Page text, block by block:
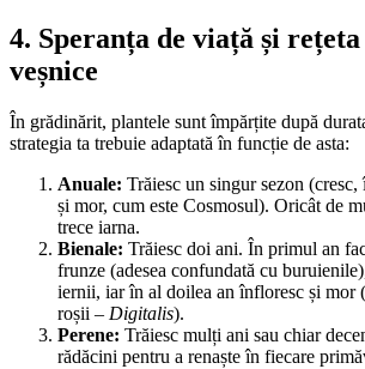
4. Speranța de viață și
veșnice
În grădinărit, plantele sunt împărțite după
strategia ta trebuie adaptată în funcție de asta:
Anuale: Trăiesc un singur sezon
și mor, cum este Cosmosul). Oricât de
trece iarna.
Bienale: Trăiesc doi ani. În primul an
frunze (adesea confundată cu
iernii, iar în al doilea an înfloresc și mor
roșii – Digitalis).
Perene: Trăiesc mulți ani sau chiar
rădăcini pentru a renaște în fiecare